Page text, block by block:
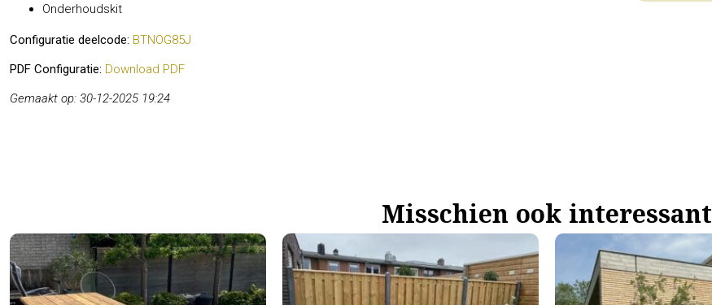
Onderhoudskit
Configuratie deelcode: BTNOG85J
PDF Configuratie: Download PDF
Gemaakt op: 30-12-2025 19:24
Misschien ook interessant